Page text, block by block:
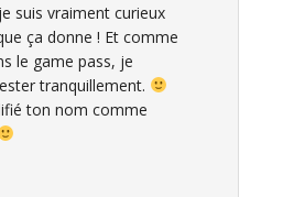
suis vraiment curieux
ça donne ! Et comme
le game pass, je
tranquillement.
ton nom comme